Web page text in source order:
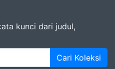
kunci dari judul,
Cari Koleksi